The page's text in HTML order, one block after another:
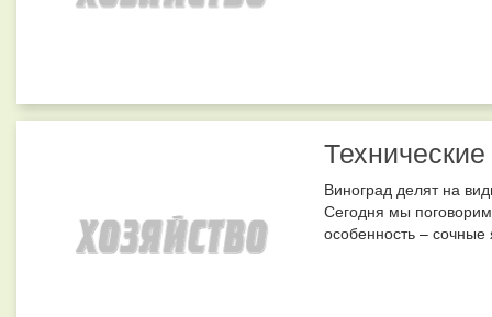
Виноград делят на
Сегодня мы
особенность –